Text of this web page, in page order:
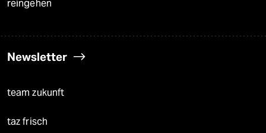
reingehen
Newsletter
team zukunft
taz frisch